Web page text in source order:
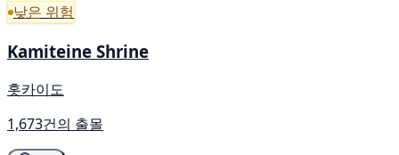
낮은 위험
Kamiteine Shrine
홋카이도
1,673건의 출몰